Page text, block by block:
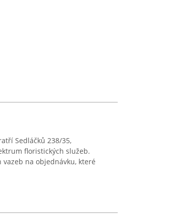
Sedláčků 238/35,
floristických služeb.
na objednávku, které